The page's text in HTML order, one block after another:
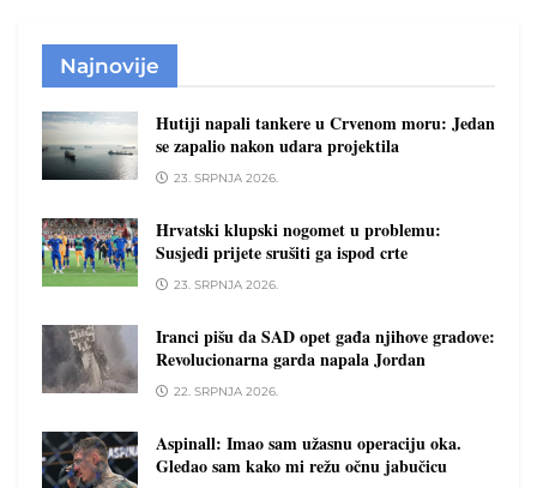
Najnovije
Hutiji napali tankere u Crvenom moru: Jedan
se zapalio nakon udara projektila
23. SRPNJA 2026.
Hrvatski klupski nogomet u problemu:
Susjedi prijete srušiti ga ispod crte
23. SRPNJA 2026.
Iranci pišu da SAD opet gađa njihove gradove:
Revolucionarna garda napala Jordan
22. SRPNJA 2026.
Aspinall: Imao sam užasnu operaciju oka.
Gledao sam kako mi režu očnu jabučicu